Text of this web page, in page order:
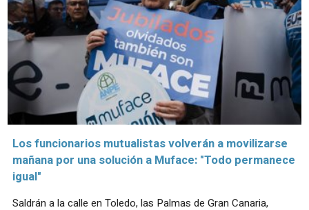
Los funcionarios mutualistas volverán a movilizarse
mañana por una solución a Muface: "Todo permanece
igual"
Saldrán a la calle en Toledo, las Palmas de Gran Canaria,